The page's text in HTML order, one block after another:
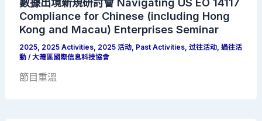
Compliance for Chinese (including Hong
Kong and Macau) Enterprises Seminar
2025, 2025 Activities, 2025 活动, Past Activities,过往活动,過往活
動 /大灣區國際信息科技協會
節目重溫